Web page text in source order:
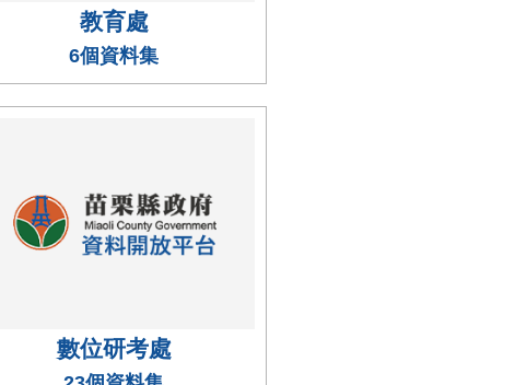
教育處
6個資料集
數位研考處